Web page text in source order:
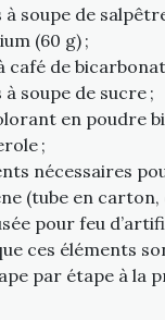
à soupe de
(60 g) ;
café de
à soupe de sucre ;
en poudre
;
nécessaires
(tube en
pour feu
ces éléments
par étape à la